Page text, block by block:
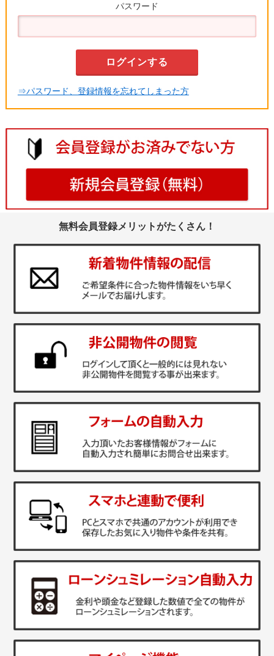
パスワード
⇒パスワード、登録情報を忘れてしまった方
無料会員登録メリットがたくさん！